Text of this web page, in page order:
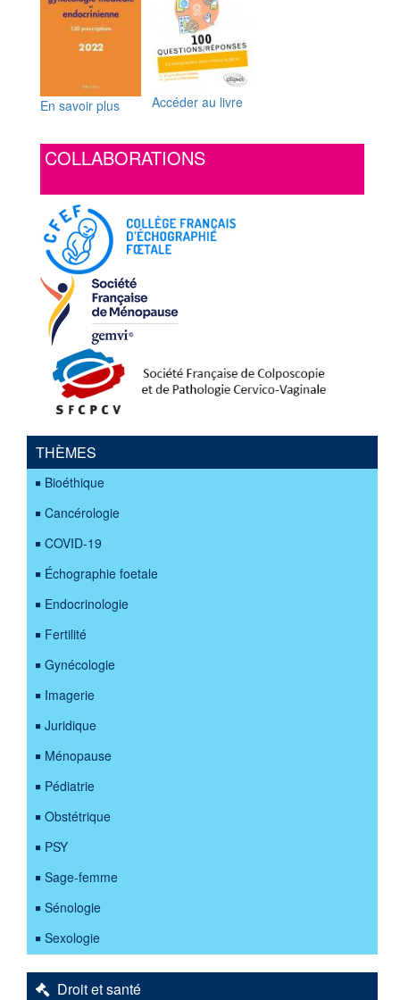
En savoir plus Accéder au livre
COLLABORATIONS
THÈMES
Bioéthique
Cancérologie
COVID-19
Échographie foetale
Endocrinologie
Fertilité
Gynécologie
Imagerie
Juridique
Ménopause
Pédiatrie
Obstétrique
PSY
Sage-femme
Sénologie
Sexologie
Droit et santé